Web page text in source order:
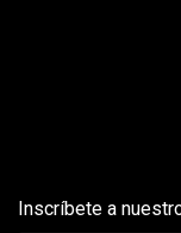
Inscríbete a